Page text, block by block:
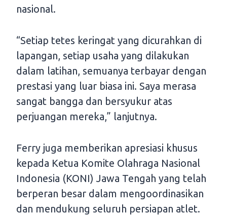
nasional.
“Setiap tetes keringat yang dicurahkan di
lapangan, setiap usaha yang dilakukan
dalam latihan, semuanya terbayar dengan
prestasi yang luar biasa ini. Saya merasa
sangat bangga dan bersyukur atas
perjuangan mereka,” lanjutnya.
Ferry juga memberikan apresiasi khusus
kepada Ketua Komite Olahraga Nasional
Indonesia (KONI) Jawa Tengah yang telah
berperan besar dalam mengoordinasikan
dan mendukung seluruh persiapan atlet.